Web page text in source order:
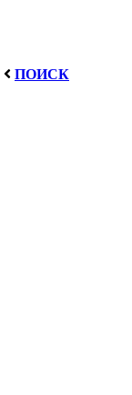
ПОИСК